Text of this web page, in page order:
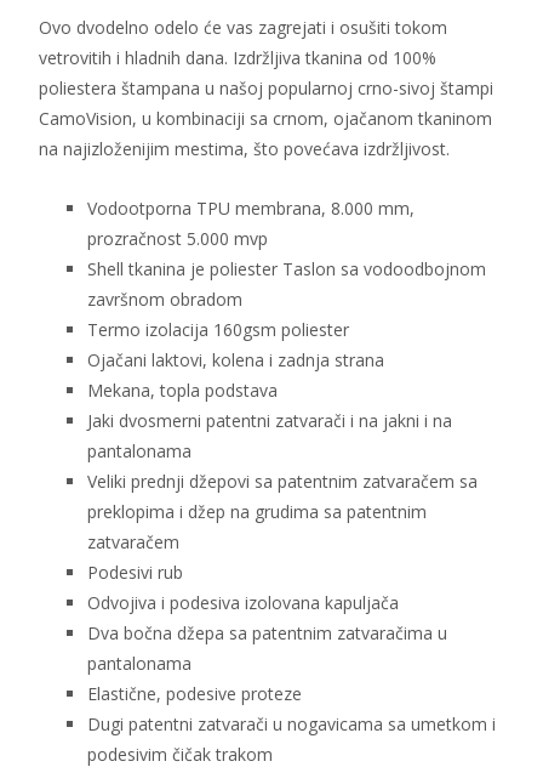
Ovo dvodelno odelo će vas zagrejati i osušiti tokom
vetrovitih i hladnih dana. Izdržljiva tkanina od 100%
poliestera štampana u našoj popularnoj crno-sivoj štampi
CamoVision, u kombinaciji sa crnom, ojačanom tkaninom
na najizloženijim mestima, što povećava izdržljivost.
Vodootporna TPU membrana, 8.000 mm,
prozračnost 5.000 mvp
Shell tkanina je poliester Taslon sa vodoodbojnom
završnom obradom
Termo izolacija 160gsm poliester
Ojačani laktovi, kolena i zadnja strana
Mekana, topla podstava
Jaki dvosmerni patentni zatvarači i na jakni i na
pantalonama
Veliki prednji džepovi sa patentnim zatvaračem sa
preklopima i džep na grudima sa patentnim
zatvaračem
Podesivi rub
Odvojiva i podesiva izolovana kapuljača
Dva bočna džepa sa patentnim zatvaračima u
pantalonama
Elastične, podesive proteze
Dugi patentni zatvarači u nogavicama sa umetkom i
podesivim čičak trakom